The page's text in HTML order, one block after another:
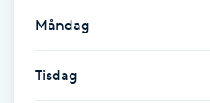
Gellack med förstärkning
Gravidmassage
Måndag
Tisdag